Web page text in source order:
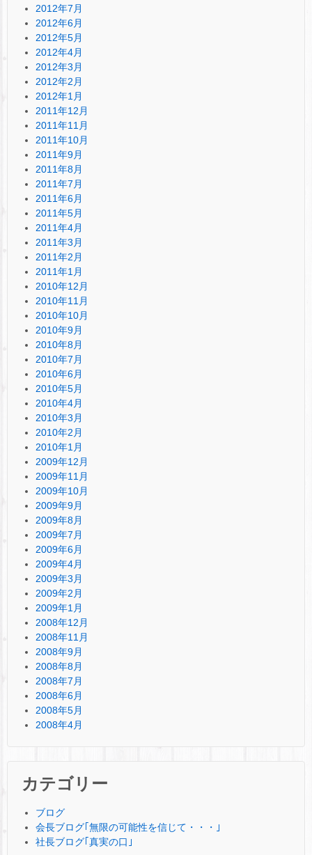
2012年7月
2012年6月
2012年5月
2012年4月
2012年3月
2012年2月
2012年1月
2011年12月
2011年11月
2011年10月
2011年9月
2011年8月
2011年7月
2011年6月
2011年5月
2011年4月
2011年3月
2011年2月
2011年1月
2010年12月
2010年11月
2010年10月
2010年9月
2010年8月
2010年7月
2010年6月
2010年5月
2010年4月
2010年3月
2010年2月
2010年1月
2009年12月
2009年11月
2009年10月
2009年9月
2009年8月
2009年7月
2009年6月
2009年4月
2009年3月
2009年2月
2009年1月
2008年12月
2008年11月
2008年9月
2008年8月
2008年7月
2008年6月
2008年5月
2008年4月
カテゴリー
ブログ
会長ブログ｢無限の可能性を信じて・・・｣
社長ブログ｢真実の口｣